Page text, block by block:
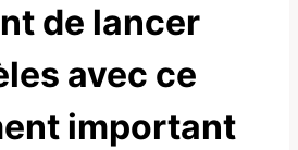
de lancer
avec ce
important